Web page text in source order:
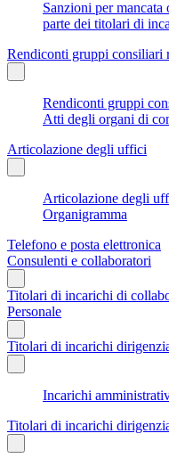
Sanzioni per
parte dei titolari di
Rendiconti gruppi consiliari
Rendiconti gruppi
Atti degli organi di
Articolazione degli uffici
Articolazione degli
Organigramma
Telefono e posta elettronica
Consulenti e collaboratori
Titolari di incarichi di
Personale
Titolari di incarichi
Incarichi
Titolari di incarichi